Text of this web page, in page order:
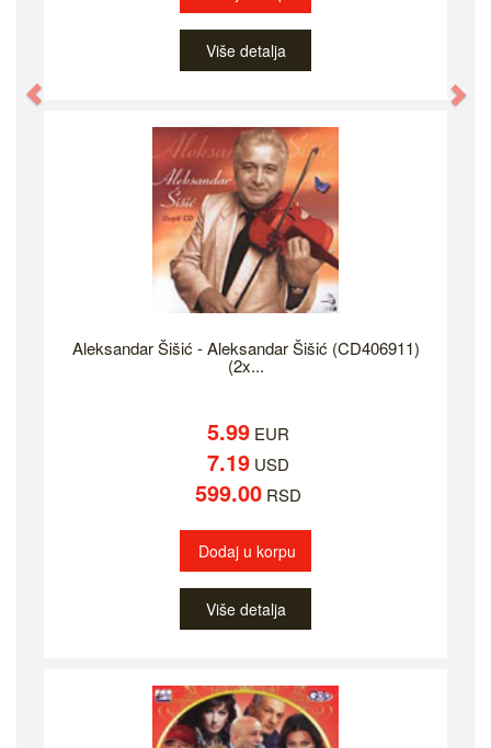
Više detalja
Aleksandar Šišić - Aleksandar Šišić (CD406911)
(2x...
5.99 EUR
7.19 USD
599.00 RSD
Dodaj u korpu
Više detalja